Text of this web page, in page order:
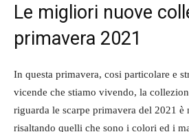
Le migliori nuove
primavera 2021
In questa primavera, cosi particolare e
vicende che stiamo vivendo, la
riguarda le scarpe primavera del 2021 è
risaltando quelli che sono i colori ed i